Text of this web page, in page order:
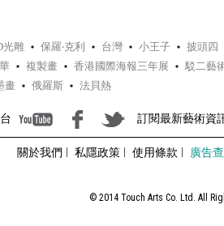
光雕 保羅‧克利 台灣 小王子 披頭四
複製畫 香港國際海報三年展 駁二藝
畫 俄羅斯 法貝熱
訂閱最新藝術資
關於我們 私隱政策 使用條款 廣告
© 2014 Touch Arts Co. Ltd. All